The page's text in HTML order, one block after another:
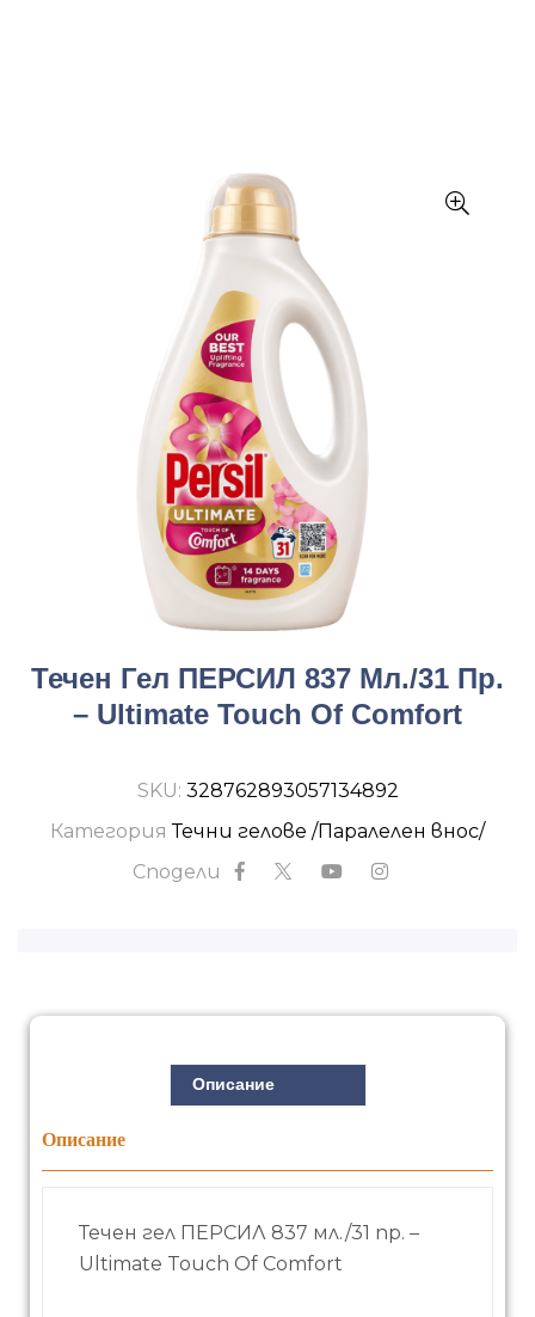
Течен Гел ПЕРСИЛ 837 Мл./31 Пр.
– Ultimate Touch Of Comfort
SKU: 328762893057134892
КатегорияТечни гелове /Паралелен внос/
Сподели
Описание
Описание
Течен гел ПЕРСИЛ 837 мл./31 пр. –
Ultimate Touch Of Comfort